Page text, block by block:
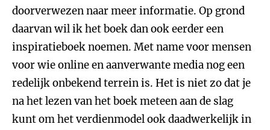
doorverwezen naar meer informatie. Op grond
daarvan wil ik het boek dan ook eerder een
inspiratieboek noemen. Met name voor mensen
voor wie online en aanverwante media nog een
redelijk onbekend terrein is. Het is niet zo dat je
na het lezen van het boek meteen aan de slag
kunt om het verdienmodel ook daadwerkelijk in